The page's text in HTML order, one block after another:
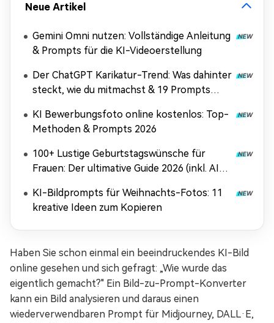
Neue Artikel
Gemini Omni nutzen: Vollständige Anleitung
& Prompts für die KI-Videoerstellung
Der ChatGPT Karikatur-Trend: Was dahinter
steckt, wie du mitmachst & 19 Prompts
KI Bewerbungsfoto online kostenlos: Top-
Methoden & Prompts 2026
100+ Lustige Geburtstagswünsche für
Frauen: Der ultimative Guide 2026 (inkl. AI-
KI-Bildprompts für Weihnachts-Fotos: 11
kreative Ideen zum Kopieren
Haben Sie schon einmal ein beeindruckendes KI-Bild
online gesehen und sich gefragt: „Wie wurde das
eigentlich gemacht?" Ein Bild-zu-Prompt-Konverter
kann ein Bild analysieren und daraus einen
wiederverwendbaren Prompt für Midjourney, DALL·E,